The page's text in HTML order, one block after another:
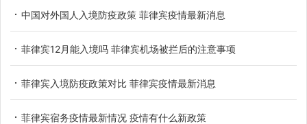
中国对外国人入境防疫政策 菲律宾疫情最新消息
菲律宾12月能入境吗 菲律宾机场被拦后的注意事项
菲律宾入境防疫政策对比 菲律宾疫情最新消息
菲律宾宿务疫情最新情况 疫情有什么新政策